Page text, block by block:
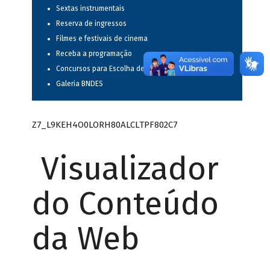
Sextas instrumentais
Reserva de ingressos
Filmes e festivais de cinema
Receba a programação
Concursos para Escolha de Espetáculos Musicais
Galeria BNDES
Z7_L9KEH4O0LORH80ALCLTPF802C7
Visualizador
do Conteúdo
da Web